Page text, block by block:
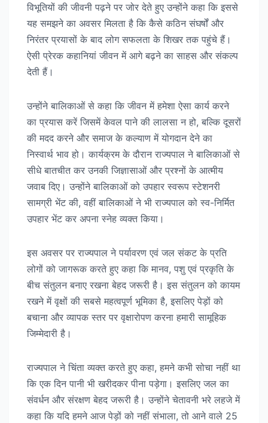
विभूतियों की जीवनी पढ़ने पर जोर देते हुए उन्होंने कहा कि इससे
यह समझने का अवसर मिलता है कि कैसे कठिन संघर्षों और
निरंतर प्रयासों के बाद लोग सफलता के शिखर तक पहुंचे हैं।
ऐसी प्रेरक कहानियां जीवन में आगे बढ़ने का साहस और संकल्प
देती हैं।
उन्होंने बालिकाओं से कहा कि जीवन में हमेशा ऐसा कार्य करने
का प्रयास करें जिसमें केवल पाने की लालसा न हो, बल्कि दूसरों
की मदद करने और समाज के कल्याण में योगदान देने का
निस्वार्थ भाव हो। कार्यक्रम के दौरान राज्यपाल ने बालिकाओं से
सीधे बातचीत कर उनकी जिज्ञासाओं और प्रश्नों के आत्मीय
जवाब दिए। उन्होंने बालिकाओं को उपहार स्वरूप स्टेशनरी
सामग्री भेंट की, वहीं बालिकाओं ने भी राज्यपाल को स्व-निर्मित
उपहार भेंट कर अपना स्नेह व्यक्त किया।
इस अवसर पर राज्यपाल ने पर्यावरण एवं जल संकट के प्रति
लोगों को जागरूक करते हुए कहा कि मानव, पशु एवं प्रकृति के
बीच संतुलन बनाए रखना बेहद जरूरी है। इस संतुलन को कायम
रखने में वृक्षों की सबसे महत्वपूर्ण भूमिका है, इसलिए पेड़ों को
बचाना और व्यापक स्तर पर वृक्षारोपण करना हमारी सामूहिक
जिम्मेदारी है।
राज्यपाल ने चिंता व्यक्त करते हुए कहा, हमने कभी सोचा नहीं था
कि एक दिन पानी भी खरीदकर पीना पड़ेगा। इसलिए जल का
संवर्धन और संरक्षण बेहद जरूरी है। उन्होंने चेतावनी भरे लहजे में
कहा कि यदि हमने आज पेड़ों को नहीं संभाला, तो आने वाले 25